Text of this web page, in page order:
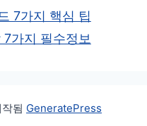
7가지 핵심 팁
가지 필수정보
됨 GeneratePress